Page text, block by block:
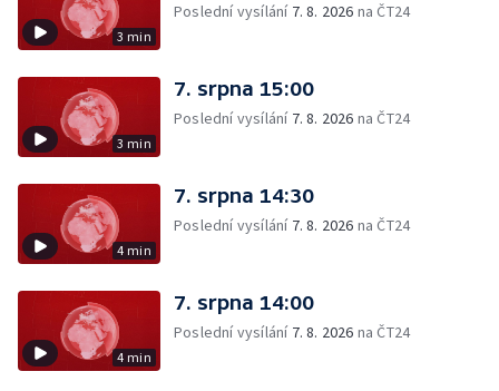
3 min
Poslední vysílání 7. 8. 2026 na ČT24
3 min
7. srpna 15:00
Poslední vysílání 7. 8. 2026 na ČT24
4 min
7. srpna 14:30
Poslední vysílání 7. 8. 2026 na ČT24
4 min
7. srpna 14:00
Poslední vysílání 7. 8. 2026 na ČT24